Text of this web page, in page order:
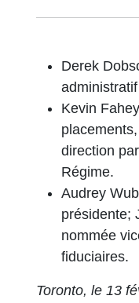
Derek
administratif
Kevin
direction
Régime.
Audrey
présidente;
nommée
fiduciaires.
Toronto, le 13